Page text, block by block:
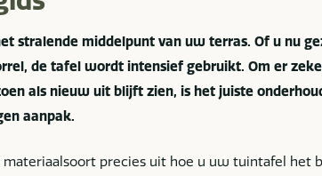
stralende middelpunt van uw terras. Of u nu
de tafel wordt intensief gebruikt. Om er
als nieuw uit blijft zien, is het juiste
aanpak.
precies uit hoe u uw tuintafel het